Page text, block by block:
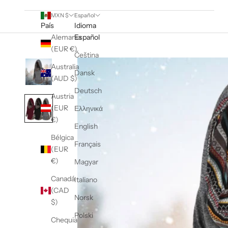
MXN $
País
Alemania
(EUR €)
Australia
(AUD $)
Austria
(EUR
€)
Bélgica
(EUR
€)
Canadá
(CAD
$)
Chequia
Español
Idioma
Español
Čeština
Dansk
Deutsch
Ελληνικά
English
Français
Magyar
Italiano
Norsk
Polski